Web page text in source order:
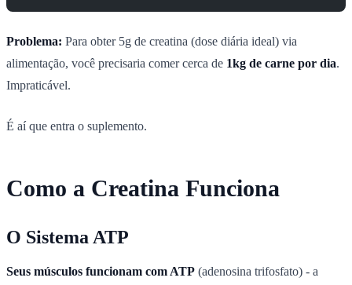
Problema: Para obter 5g de creatina (dose diária ideal) via
alimentação, você precisaria comer cerca de 1kg de carne por dia.
Impraticável.
É aí que entra o suplemento.
Como a Creatina Funciona
O Sistema ATP
Seus músculos funcionam com ATP (adenosina trifosfato) - a